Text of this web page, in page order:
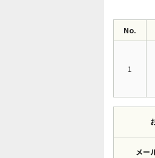
No.
1
メー